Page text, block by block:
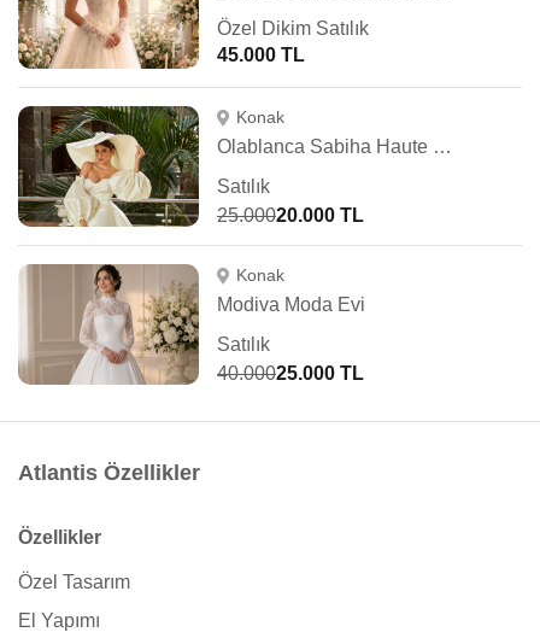
Özel Dikim Satılık
45.000 TL
Konak
Olablanca Sabiha Haute Couture
Satılık
25.00020.000 TL
Konak
Modiva Moda Evi
Satılık
40.00025.000 TL
Atlantis Özellikler
Özellikler
Özel Tasarım
El Yapımı